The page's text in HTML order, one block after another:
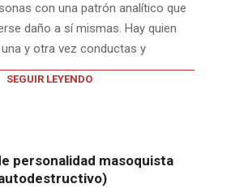
con una patrón analítico que
daño a sí mismas. Hay quien
y otra vez conductas y
SEGUIR LEYENDO
personalidad masoquista